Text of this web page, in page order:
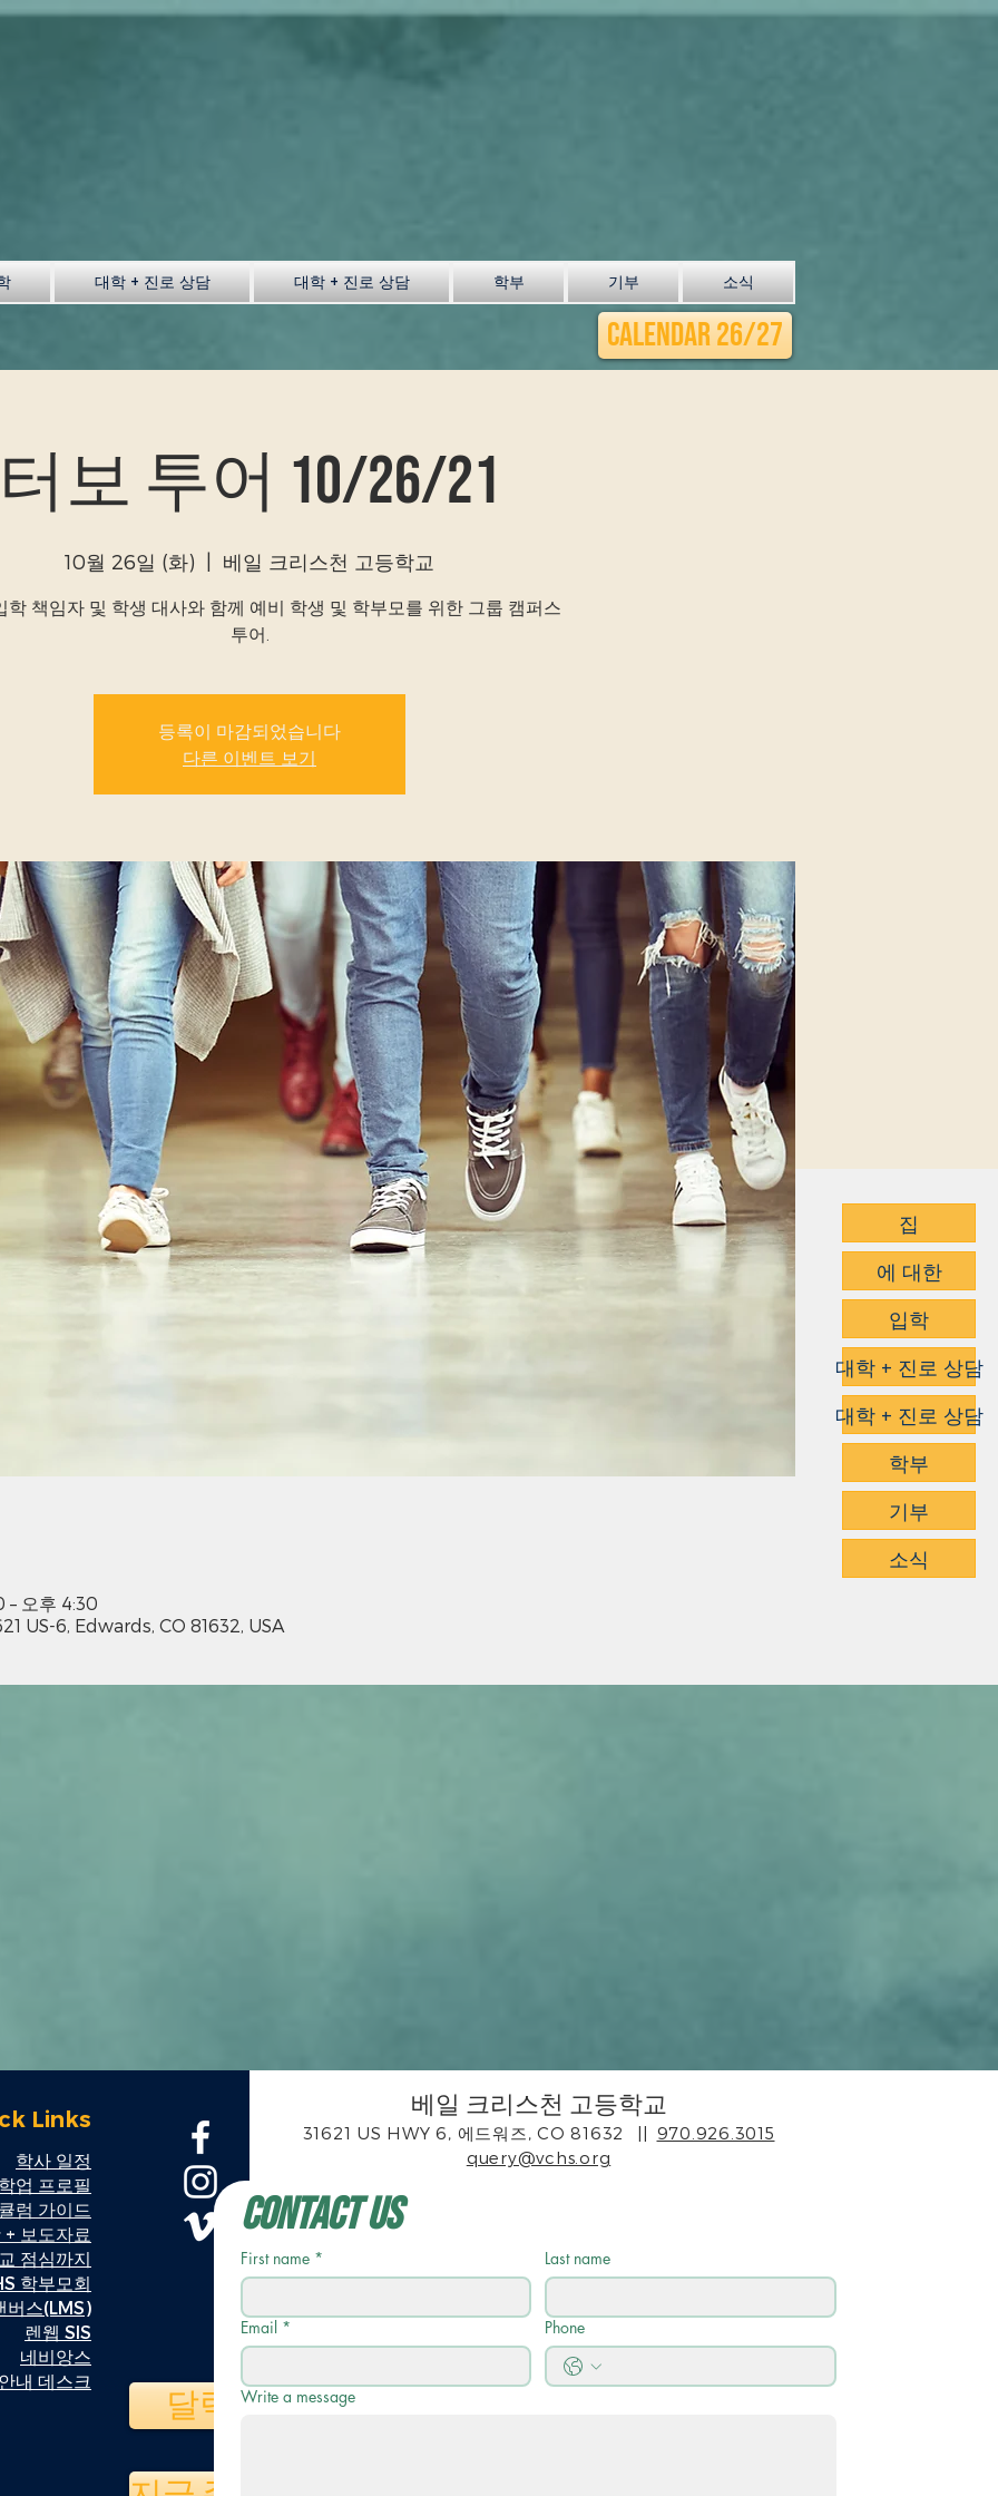
대학 + 진로 상담 대학 + 진로 상담 학부 기부 소식
Calendar 26/27
집
에 대한
입학
대학 + 진로 상담
대학 + 진로 상담
학부
기부
소식
터보 투어 10/26/21
10월 26일 (화) 베일 크리스천 고등학교
학 책임자 및 학생 대사와 함께 예비 학생 및 학부모를 위한 그룹 캠퍼스
투어.
등록이 마감되었습니다
다른 이벤트 보기
– 오후 4:30
US-6, Edwards, CO 81632, USA
Links
학사 일정
업 프로필
럼 가이드
보도자료
점심까지
학부모회
버스(LMS)
렌웹 SIS
네비앙스
내 데스크
달력
베일 크리스천 고등학교
31621 US HWY 6, 에드워즈, CO 81632 || 970.926.3015
query@vchs.org
Contact Us
First name * Last name
Email * Phone
Write a message